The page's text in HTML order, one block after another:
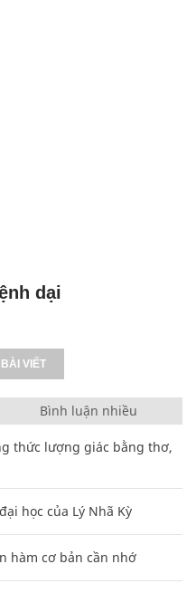
dại
VIẾT
Bình luận nhiều
thức lượng giác bằng thơ,
học của Lý Nhã Kỳ
hàm cơ bản cần nhớ